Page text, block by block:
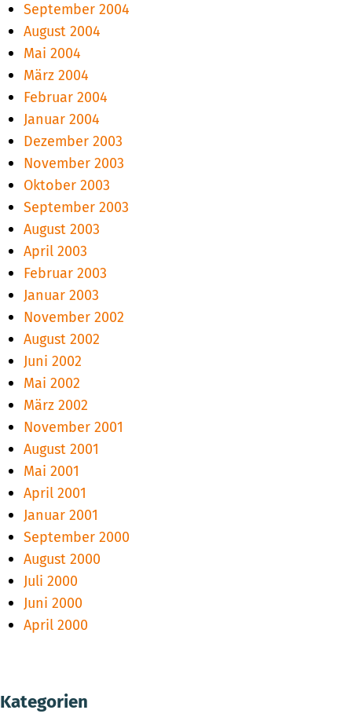
September 2004
August 2004
Mai 2004
März 2004
Februar 2004
Januar 2004
Dezember 2003
November 2003
Oktober 2003
September 2003
August 2003
April 2003
Februar 2003
Januar 2003
November 2002
August 2002
Juni 2002
Mai 2002
März 2002
November 2001
August 2001
Mai 2001
April 2001
Januar 2001
September 2000
August 2000
Juli 2000
Juni 2000
April 2000
Kategorien